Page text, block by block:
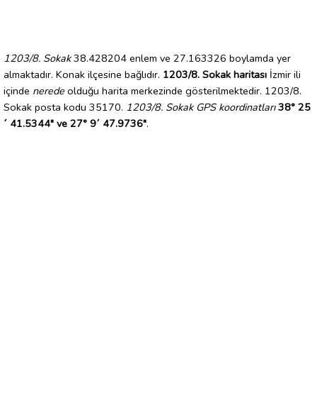
1203/8. Sokak38.428204 enlem ve 27.163326 boylamda yer
almaktadır. Konak ilçesine bağlıdır. 1203/8. Sokak haritası İzmir ili
içinde nerede olduğu harita merkezinde gösterilmektedir. 1203/8.
Sokak posta kodu 35170. 1203/8. Sokak GPS koordinatları 38° 25
´ 41.5344" ve 27° 9´ 47.9736".